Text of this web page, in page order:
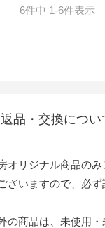
6件中 1-6件表示
返品・交換につい
オリジナル商品の
ざいますので、必
の商品は、未使用